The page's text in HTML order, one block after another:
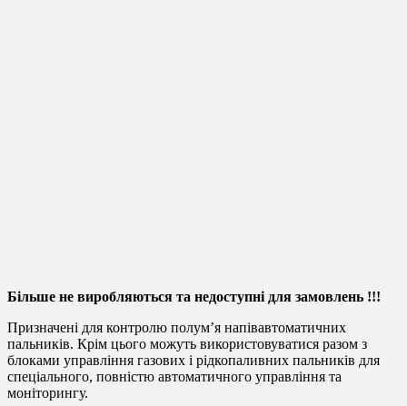
Більше не виробляються та недоступні для замовлень !!!
Призначені для контролю полум’я напівавтоматичних
пальників. Крім цього можуть використовуватися разом з
блоками управління газових і рідкопаливних пальників для
спеціального, повністю автоматичного управління та
моніторингу.